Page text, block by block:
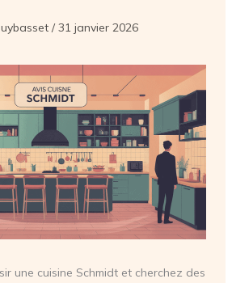
/31 janvier 2026
une cuisine Schmidt et cherchez des